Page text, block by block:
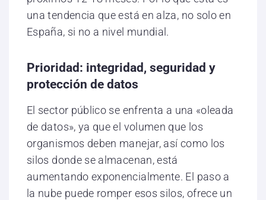
una tendencia que está en alza, no solo en
España, si no a nivel mundial.
Prioridad: integridad, seguridad y
protección de datos
El sector público se enfrenta a una «oleada
de datos», ya que el volumen que los
organismos deben manejar, así como los
silos donde se almacenan, está
aumentando exponencialmente. El paso a
la nube puede romper esos silos, ofrece un